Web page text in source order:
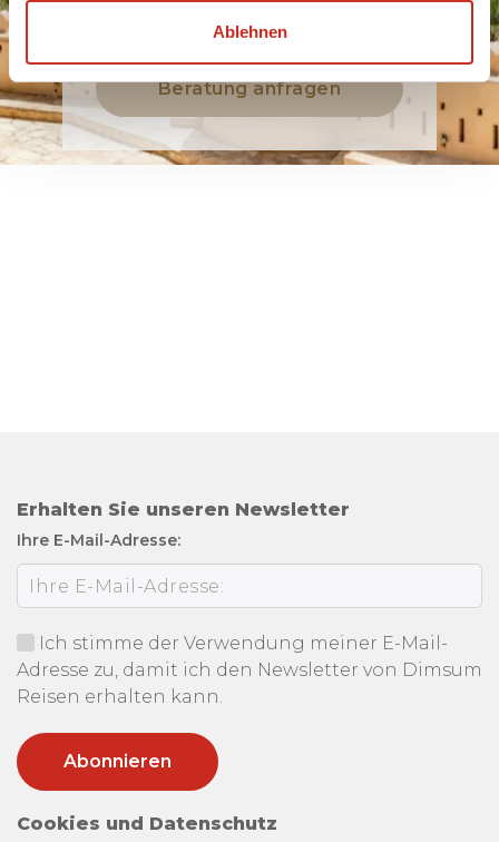
Ablehnen
Rundreise
Beratung anfragen
Erhalten Sie unseren Newsletter
Ihre E-Mail-Adresse:
Ich stimme der Verwendung meiner E-Mail-
Adresse zu, damit ich den Newsletter von Dimsum
Reisen erhalten kann.
Cookies und Datenschutz